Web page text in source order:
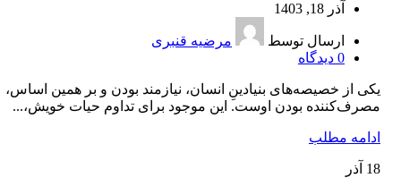
آذر 18, 1403
ارسال توسط
مرضیه قنبری
0 دیدگاه
یکی از خصیصه‌های بنیادینِ انسان، نیازمند بودن و بر همین اساس،
مصرف‌کننده بودن اوست. این موجود برای تداوم حیات خویش،...
ادامه مطلب
18 آذر